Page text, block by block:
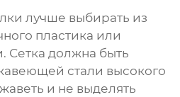
лучше выбирать из
пластика или
Сетка должна быть
стали высокого
и не выделять